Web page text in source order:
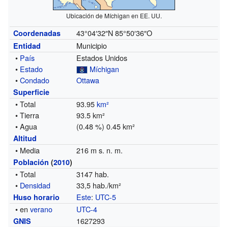
Ubicación de Míchigan en EE. UU.
Coordenadas 43°04′32″N 85°50′36″O
Entidad
Municipio
• País
Estados Unidos
• Estado
Míchigan
•Condado Ottawa
Superficie
• Total 93.95km²
• Tierra
93.5 km²
• Agua
(0.48 %) 0.45 km²
Altitud
• Media 216 m s. n. m.
Población (2010)
• Total
3147 hab.
• Densidad 33,5 hab./km²
Huso horario Este: UTC-5
• enverano UTC-4
GNIS
1627293